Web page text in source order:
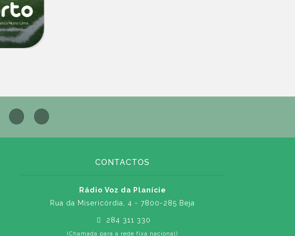
CONTACTOS
Rádio Voz da Planície
Rua da Misericórdia, 4 - 7800-285 Beja
284 311 330
(Chamada para a rede fixa nacional)